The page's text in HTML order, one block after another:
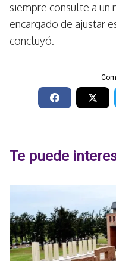
siempre consulte a un
encargado de ajustar
concluyó.
Te puede